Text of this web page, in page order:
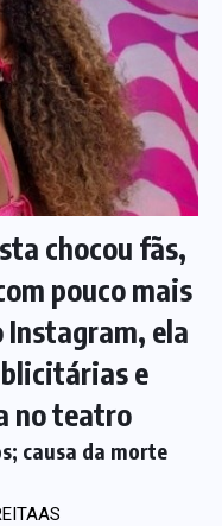
chocou fãs,
pouco mais
Instagram, ela
e
no teatro
causa da morte